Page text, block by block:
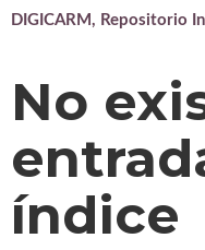
DIGICARM, Repositorio
No
índice